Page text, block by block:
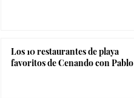
Los 10 restaurantes de playa
favoritos de Cenando con Pablo